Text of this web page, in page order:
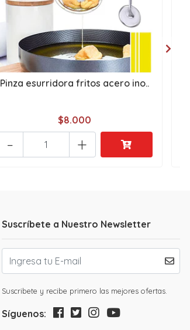
Pinza esurridora fritos acero ino..
$8.000
+
-
Suscríbete a Nuestro Newsletter
Suscribete y recibe primero las mejores ofertas.
Síguenos: